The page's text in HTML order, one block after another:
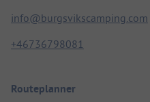
info@burgsvikscamping.com
+46736798081
Routeplanner